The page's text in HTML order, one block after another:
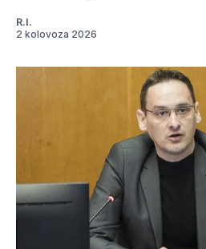
R.I.
2 kolovoza 2026